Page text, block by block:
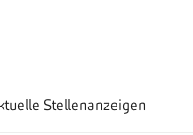
Stellenanzeigen